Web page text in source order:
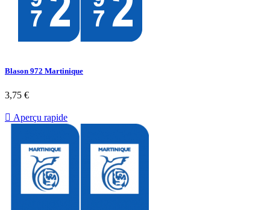
Blason 972 Martinique
3,75 €
 Aperçu rapide